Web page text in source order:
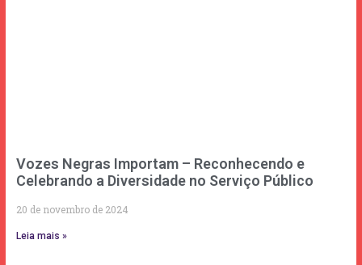
Vozes Negras Importam – Reconhecendo e
Celebrando a Diversidade no Serviço Público
20 de novembro de 2024
Leia mais »